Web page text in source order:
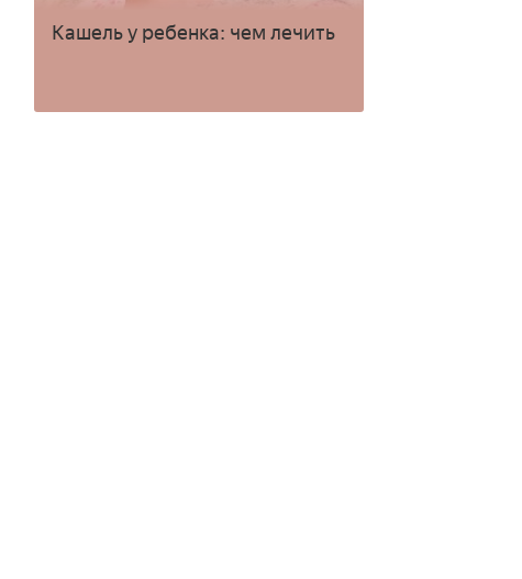
Кашель у ребенка: чем лечить